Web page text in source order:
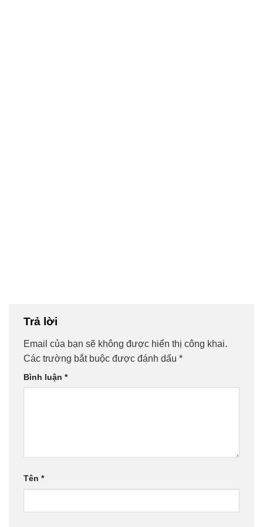
Trả lời
Email của bạn sẽ không được hiển thị công khai.
Các trường bắt buộc được đánh dấu *
Bình luận *
Tên *